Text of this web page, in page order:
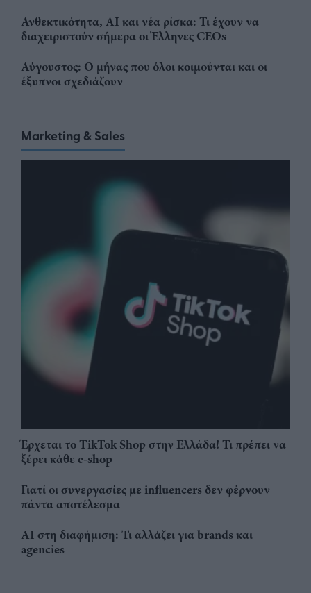
Ανθεκτικότητα, AI και νέα ρίσκα: Τι έχουν να
διαχειριστούν σήμερα οι Έλληνες CEOs
Αύγουστος: Ο μήνας που όλοι κοιμούνται και οι
έξυπνοι σχεδιάζουν
Marketing & Sales
Έρχεται το TikTok Shop στην Ελλάδα! Τι πρέπει να
ξέρει κάθε e-shop
Γιατί οι συνεργασίες με influencers δεν φέρνουν
πάντα αποτέλεσμα
AI στη διαφήμιση: Τι αλλάζει για brands και
agencies